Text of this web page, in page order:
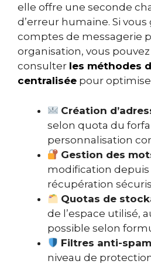
elle offre une seconde
d’erreur humaine. Si
comptes de messagerie
organisation, vous
consulter les méthodes
centralisée pour
Création
selon quota du
personnalisation
Gestion des
modification depuis
récupération
Quotas de
de l’espace utilisé,
possible selon
Filtres anti-spam
niveau de